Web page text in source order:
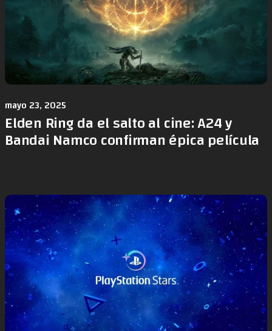
mayo 23, 2025
Elden Ring da el salto al cine: A24 y
Bandai Namco confirman épica película